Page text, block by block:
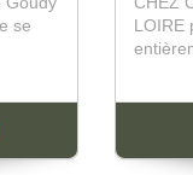
se
LOIRE